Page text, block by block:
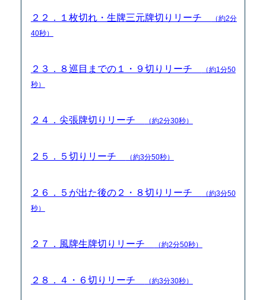
２２．１枚切れ・生牌三元牌切りリーチ
（約2分
40秒）
２３．８巡目までの１・９切りリーチ
（約1分50
秒）
２４．尖張牌切りリーチ （約2分30秒）
２５．５切りリーチ （約3分50秒）
２６．５が出た後の２・８切りリーチ
（約3分50
秒）
２７．風牌生牌切りリーチ （約2分50秒）
２８．４・６切りリーチ （約3分30秒）